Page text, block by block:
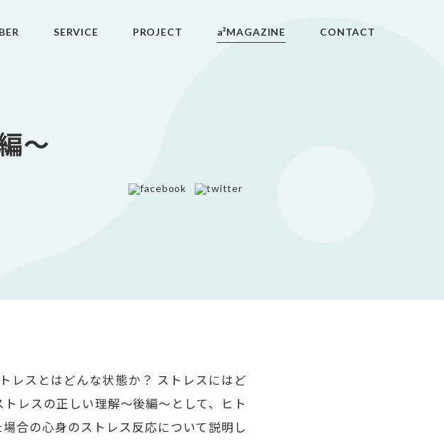
SERVICE PROJECT a²MAGAZINE CONTACT
〜
レスとはどんな状態か？ ストレスにはど
レスの正しい理解〜後編〜として、ヒト
合の心身のストレス反応について説明し